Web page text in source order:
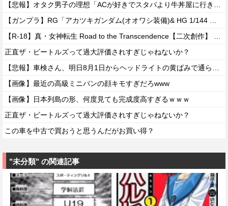
【悲報】オタク男子の理想「ACが好きでスタバより牛丼屋に行きたがる女」、この銀河に1人も存在しないｗｗｗｗ
【ガンプラ】RG「アカツキガンダム(オオワシ装備)& HG 1/144 ゼウスシルエット + カスタムジョイントパーツセット」【ガンダムベース限定で明日発売・公式レビュー記事公開】
【R-18】真・女神転生 Road to the Transcendence【二次創作】 第２０話
正直ザ・ビートルズって過大評価されすぎじゃねないか？
【悲報】車検さん、明日8月1日からヘッドライトの黄ばみで通らなくなる模様…
【画像】最近の高級ミニバンの顔キモすぎだろwww
【画像】日本列島の形、何度見ても完成度高すぎるｗｗｗ
正直ザ・ビートルズって過大評価されすぎじゃねないか？
この車を中古で買おうと思うんだがお買い得？
"未分類" の関連記事